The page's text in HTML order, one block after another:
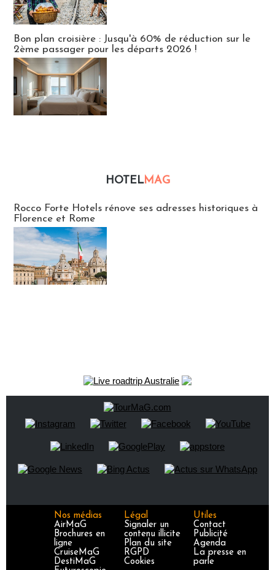
Bon plan croisière : Jusqu'à 60% de réduction sur le
2ème passager pour les départs 2026 !
HOTELMAG
Rocco Forte Hotels rénove ses adresses historiques à
Florence et Rome
Nos médias
AirMaG
Brochures en
ligne
CruiseMaG
DestiMaG
Légal
Signaler un
contenu illicite
Plan du site
RGPD
Cookies
Utiles
Contact
Publicité
Agenda
La presse en
parle